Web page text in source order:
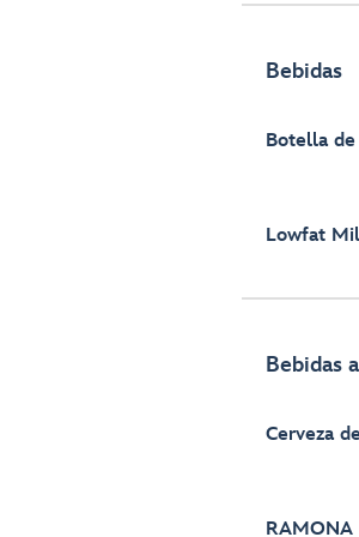
Bebidas
Botella
Lowfat
Bebidas
Cerveza
RAMONA